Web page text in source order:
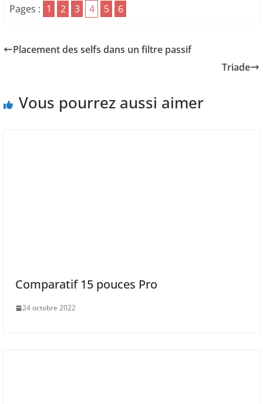
Pages : 1 2 3 4 5 6
Placement des selfs dans un filtre passif
Triade
Vous pourrez aussi aimer
Comparatif 15 pouces Pro
24 octobre 2022